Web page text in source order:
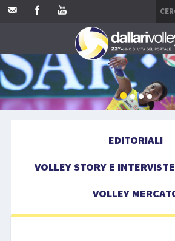
HOME
EDITORIALI
VOLLEY STORY E INTERVISTE
VOLLEY